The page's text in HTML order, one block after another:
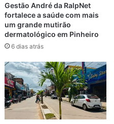
Atuante: Aluisio
Mendes leva
benefícios para
Cururupu-MA
19 de abril de 2023
Em "MARANHÃO"
Gestão André da RalpNet
fortalece a saúde com mais
um grande mutirão
dermatológico em Pinheiro
6 dias atrás